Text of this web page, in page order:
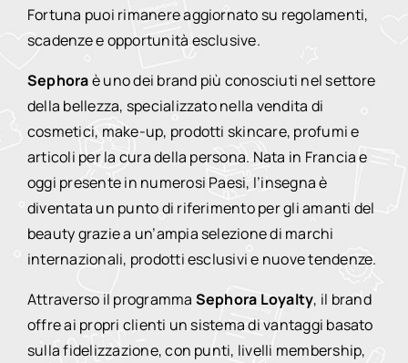
Fortuna puoi rimanere aggiornato su regolamenti,
scadenze e opportunità esclusive.
Sephoraè uno dei brand più conosciuti nel settore
della bellezza, specializzato nella vendita di
cosmetici, make-up, prodotti skincare, profumi e
articoli per la cura della persona. Nata in Francia e
oggi presente in numerosi Paesi, l’insegna è
diventata un punto di riferimento per gli amanti del
beauty grazie a un’ampia selezione di marchi
internazionali, prodotti esclusivi e nuove tendenze.
Attraverso il programma Sephora Loyalty, il brand
offre ai propri clienti un sistema di vantaggi basato
sulla fidelizzazione, con punti, livelli membership,